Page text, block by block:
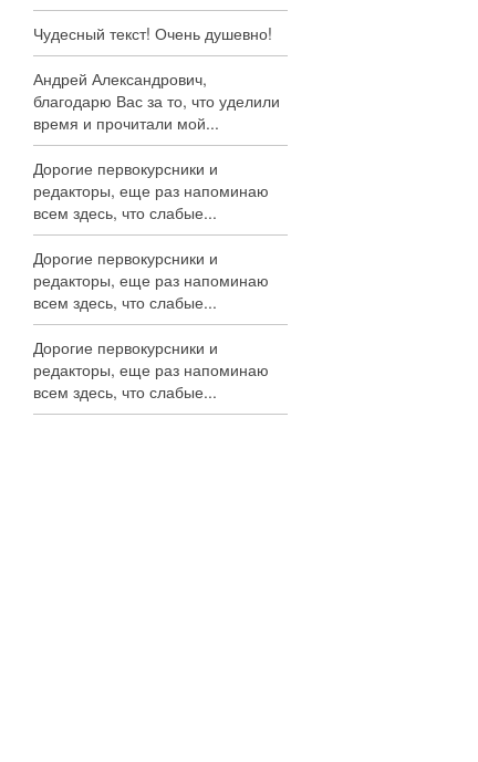
Чудесный текст! Очень душевно!
Андрей Александрович,
благодарю Вас за то, что уделили
время и прочитали мой...
Дорогие первокурсники и
редакторы, еще раз напоминаю
всем здесь, что слабые...
Дорогие первокурсники и
редакторы, еще раз напоминаю
всем здесь, что слабые...
Дорогие первокурсники и
редакторы, еще раз напоминаю
всем здесь, что слабые...